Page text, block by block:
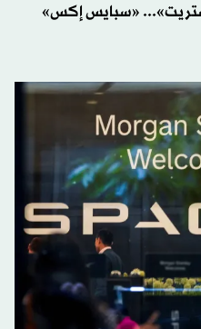
ستريت»... «سبايس إكس»